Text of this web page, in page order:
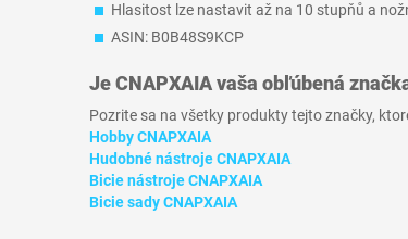
Hlasitost lze nastavit až na 10 stupňů a
ASIN: B0B48S9KCP
JeCNAPXAIAvaša obľúbená
Pozrite sa na všetky produkty tejto značky,
Hobby CNAPXAIA
Hudobné nástroje CNAPXAIA
Bicie nástroje CNAPXAIA
Bicie sady CNAPXAIA